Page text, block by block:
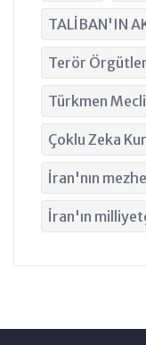
TALİBAN'IN
Terör
Türkmen
Çoklu Zeka
İran'nın
İran'ın